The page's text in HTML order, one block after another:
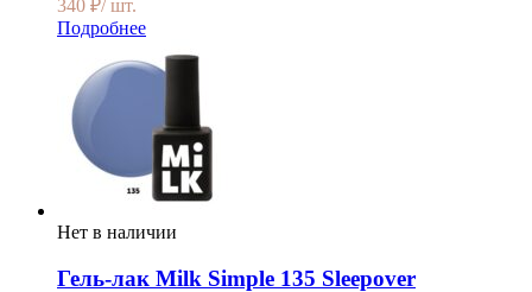
340 ₽/ шт.
Подробнее
Нет в наличии
Гель-лак Milk Simple 135 Sleepover